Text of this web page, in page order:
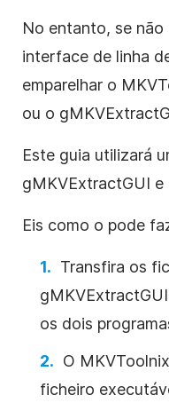
No entanto, se
interface de linha
emparelhar o
ou o
Este guia utilizará
gMKVExtractGUI
Eis como o pode
Transfira os
os dois
O
ficheiro